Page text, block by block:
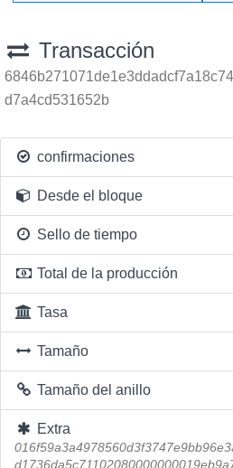
Transacción
d7a4cd531652b
confirmaciones
Desde el bloque
Sello de tiempo
Total de la producción
Tasa
Tamaño
Tamaño del anillo
Extra